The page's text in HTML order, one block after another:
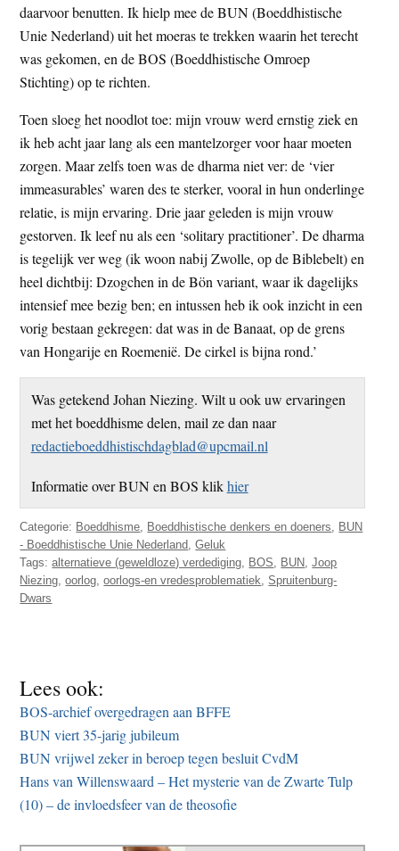
daarvoor benutten. Ik hielp mee de BUN (Boeddhistische
Unie Nederland) uit het moeras te trekken waarin het terecht
was gekomen, en de BOS (Boeddhistische Omroep
Stichting) op te richten.
Toen sloeg het noodlot toe: mijn vrouw werd ernstig ziek en
ik heb acht jaar lang als een mantelzorger voor haar moeten
zorgen. Maar zelfs toen was de dharma niet ver: de ‘vier
immeasurables’ waren des te sterker, vooral in hun onderlinge
relatie, is mijn ervaring. Drie jaar geleden is mijn vrouw
gestorven. Ik leef nu als een ‘solitary practitioner’. De dharma
is tegelijk ver weg (ik woon nabij Zwolle, op de Biblebelt) en
heel dichtbij: Dzogchen in de Bön variant, waar ik dagelijks
intensief mee bezig ben; en intussen heb ik ook inzicht in een
vorig bestaan gekregen: dat was in de Banaat, op de grens
van Hongarije en Roemenië. De cirkel is bijna rond.’
Was getekend Johan Niezing. Wilt u ook uw ervaringen
met het boeddhisme delen, mail ze dan naar
redactieboeddhistischdagblad@upcmail.nl
Informatie over BUN en BOS klikhier
Categorie: Boeddhisme, Boeddhistische denkers en doeners, BUN
- Boeddhistische Unie Nederland,Geluk
Tags:alternatieve (geweldloze) verdediging, BOS, BUN,Joop
Niezing,oorlog,oorlogs-en vredesproblematiek,Spruitenburg-
Dwars
Lees ook:
BOS-archief overgedragen aan BFFE
BUN viert 35-jarig jubileum
BUN vrijwel zeker in beroep tegen besluit CvdM
Hans van Willenswaard – Het mysterie van de Zwarte Tulp
(10) – de invloedsfeer van de theosofie